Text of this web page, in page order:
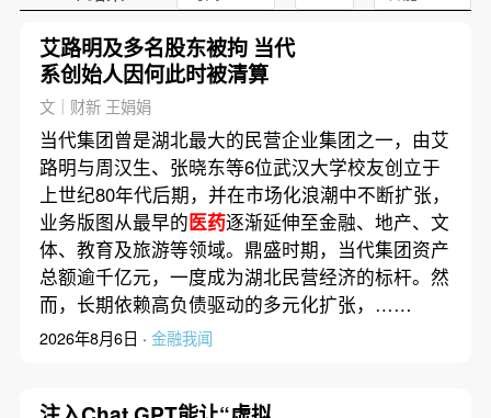
艾路明及多名股东被拘 当代
系创始人因何此时被清算
文｜财新 王娟娟
当代集团曾是湖北最大的民营企业集团之一，由艾
路明与周汉生、张晓东等6位武汉大学校友创立于
上世纪80年代后期，并在市场化浪潮中不断扩张，
业务版图从最早的医药逐渐延伸至金融、地产、文
体、教育及旅游等领域。鼎盛时期，当代集团资产
总额逾千亿元，一度成为湖北民营经济的标杆。然
而，长期依赖高负债驱动的多元化扩张，……
2026年8月6日 · 金融我闻